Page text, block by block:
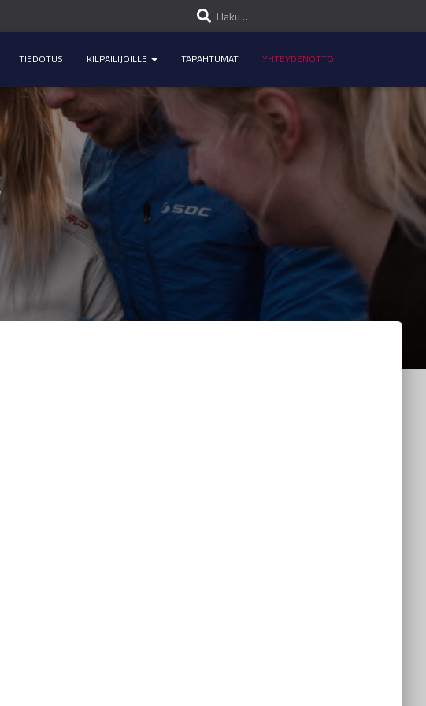
Haku …
TIEDOTUS KILPAILIJOILLE TAPAHTUMAT YHTEYDENOTTO